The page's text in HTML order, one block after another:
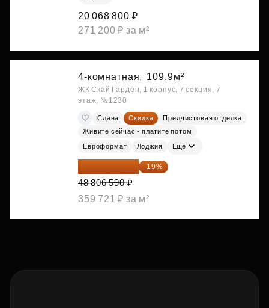
20 068 800 ₽
271 200 ₽ за м²
4-комнатная, 109.9м²
ЖК Скай Гарден, 1 корпус, 7 секция, 7
этаж, №1230
Сдана Скидка
Предчистовая отделка
Живите сейчас - платите потом
Евроформат Лоджия Ещё
39 533 338 ₽ -19%
48 806 590 ₽
359 721 ₽ за м²